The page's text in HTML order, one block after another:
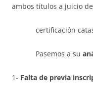
ambos títulos a juicio
certificación
Pasemos a su
1- Falta de previa